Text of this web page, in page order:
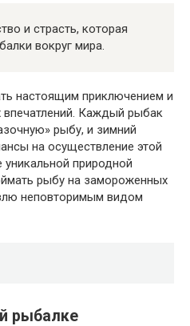
и страсть, которая
вокруг мира.
настоящим приключением и
Каждый рыбак
рыбу, и зимний
на осуществление этой
природной
рыбу на замороженных
неповторимым видом
рыбалке